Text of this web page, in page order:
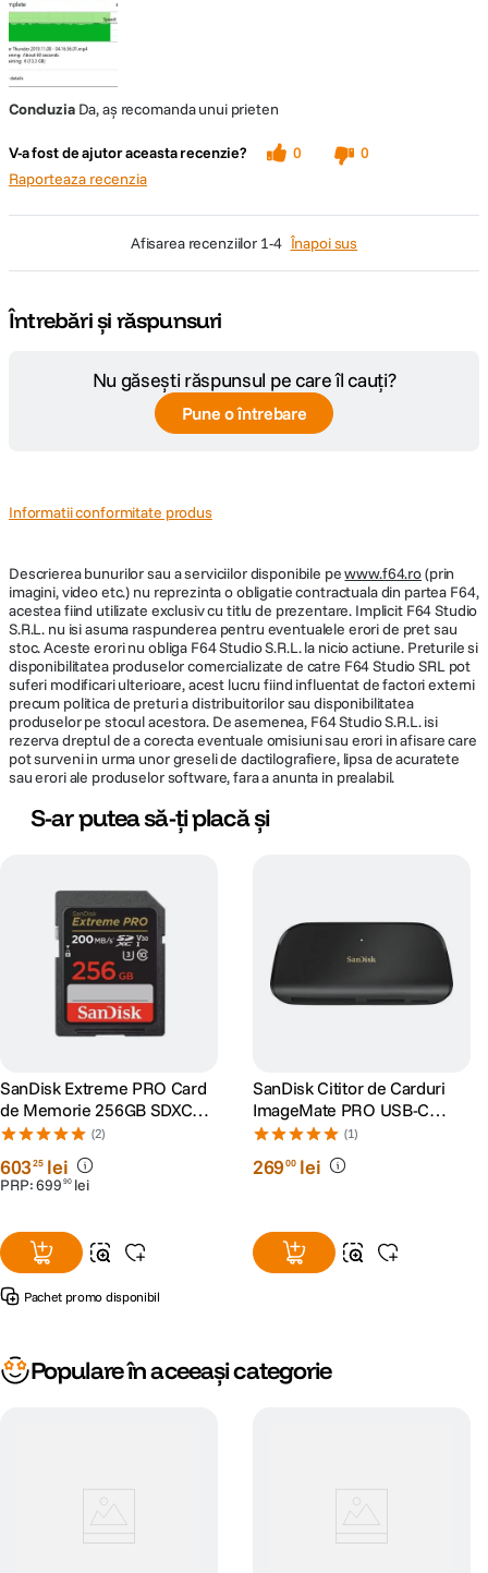
ConcluziaDa, aș recomanda unui prieten
V-a fost de ajutor aceasta recenzie? 0
0
Raporteaza recenzia
afisarea recenziilor 1-4 Înapoi sus
Întrebări și răspunsuri
Nu găsești răspunsul pe care îl cauți?
Pune o întrebare
Informatii conformitate produs
Descrierea bunurilor sau a serviciilor disponibile pewww.f64.ro(prin
imagini, video etc.) nu reprezinta o obligatie contractuala din partea F64,
acestea fiind utilizate exclusiv cu titlu de prezentare. Implicit F64 Studio
S.R.L. nu isi asuma raspunderea pentru eventualele erori de pret sau
stoc. Aceste erori nu obliga F64 Studio S.R.L. la nicio actiune. Preturile si
disponibilitatea produselor comercializate de catre F64 Studio SRL pot
suferi modificari ulterioare, acest lucru fiind influentat de factori externi
precum politica de preturi a distribuitorilor sau disponibilitatea
produselor pe stocul acestora. De asemenea, F64 Studio S.R.L. isi
rezerva dreptul de a corecta eventuale omisiuni sau erori in afisare care
pot surveni in urma unor greseli de dactilografiere, lipsa de acuratete
sau erori ale produselor software, fara a anunta in prealabil.
S-ar putea să-ți placă și
SanDisk Extreme PRO Card
de Memorie 256GB SDXC
UHS-I C10 U3 V30 + 2 Ani
RescuePRO Deluxe
(2)
60325 lei
PRP:699 90 lei
Pachet promo disponibil
SanDisk Cititor de Carduri
ImageMate PRO USB-C
Multi-Card Reader/Writer
(1)
26900 lei
Populare în aceeași categorie